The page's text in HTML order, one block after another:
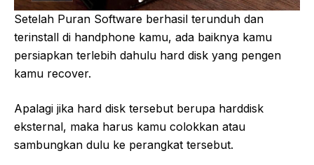
Setelah Puran Software berhasil terunduh dan
terinstall di handphone kamu, ada baiknya kamu
persiapkan terlebih dahulu hard disk yang pengen
kamu recover.
Apalagi jika hard disk tersebut berupa harddisk
eksternal, maka harus kamu colokkan atau
sambungkan dulu ke perangkat tersebut.